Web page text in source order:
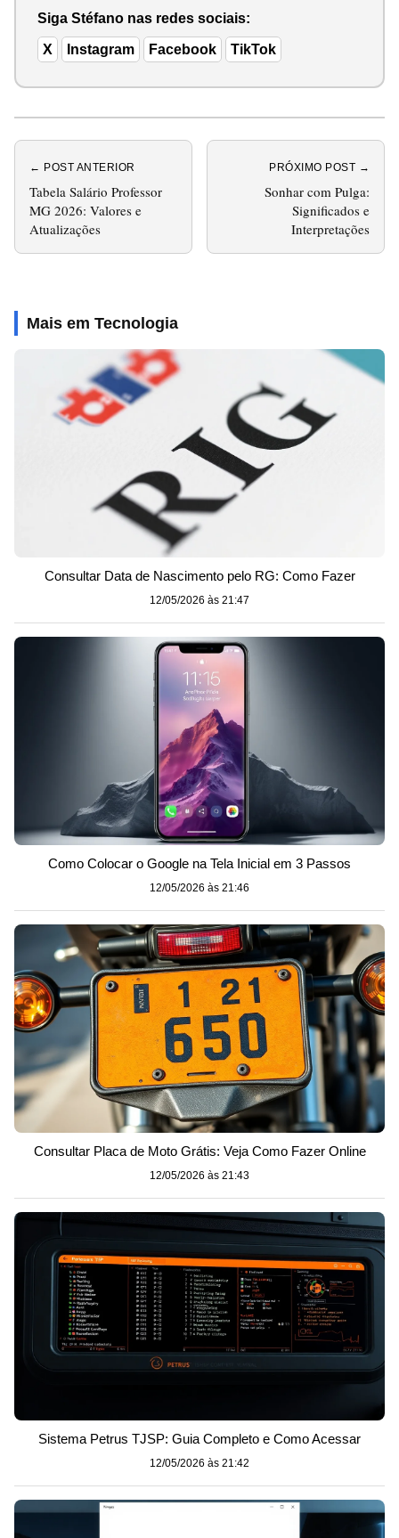
Siga Stéfano nas redes sociais:
X Instagram Facebook TikTok
← POST ANTERIOR
Tabela Salário Professor
MG 2026: Valores e
Atualizações
PRÓXIMO POST →
Sonhar com Pulga:
Significados e
Interpretações
Mais em Tecnologia
Consultar Data de Nascimento pelo RG: Como Fazer
12/05/2026 às 21:47
Como Colocar o Google na Tela Inicial em 3 Passos
12/05/2026 às 21:46
Consultar Placa de Moto Grátis: Veja Como Fazer Online
12/05/2026 às 21:43
Sistema Petrus TJSP: Guia Completo e Como Acessar
12/05/2026 às 21:42